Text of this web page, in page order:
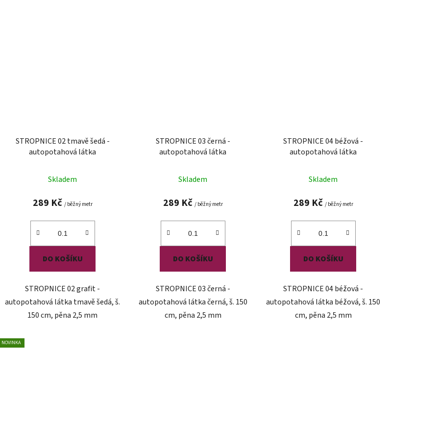
STROPNICE 02 tmavě šedá -
autopotahová látka
Skladem
289 Kč / běžný metr
DO KOŠÍKU
STROPNICE 02 grafit -
autopotahová látka tmavě šedá, š.
150 cm, pěna 2,5 mm
STROPNICE 03 černá -
autopotahová látka
Skladem
289 Kč / běžný metr
DO KOŠÍKU
STROPNICE 03 černá -
autopotahová látka černá, š. 150
cm, pěna 2,5 mm
STROPNICE 04 béžová -
autopotahová látka
Skladem
289 Kč / běžný metr
DO KOŠÍKU
STROPNICE 04 béžová -
autopotahová látka béžová, š. 150
cm, pěna 2,5 mm
NOVINKA